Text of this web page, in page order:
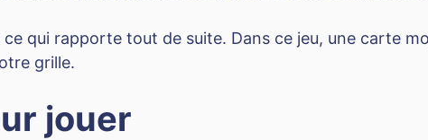
qui rapporte tout de suite. Dans ce jeu, une carte
grille.
jouer